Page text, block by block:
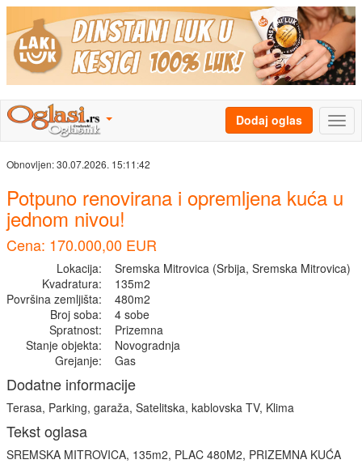
Dodaj oglas
Obnovljen:30.07.2026. 15:11:42
Potpuno renovirana i opremljena kuća u
jednom nivou!
Cena: 170.000,00 EUR
Lokacija:
Sremska Mitrovica (Srbija, Sremska Mitrovica)
Kvadratura:
135m2
Površina zemljišta:
480m2
Broj soba:
4 sobe
Spratnost:
Prizemna
Stanje objekta:
Novogradnja
Grejanje:
Gas
Dodatne informacije
Terasa, Parking, garaža, Satelitska, kablovska TV, Klima
Tekst oglasa
SREMSKA MITROVICA, 135m2, PLAC 480M2, PRIZEMNA KUĆA